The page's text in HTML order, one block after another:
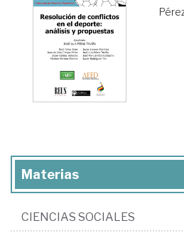
Materias
CIENCIAS SOCIALES